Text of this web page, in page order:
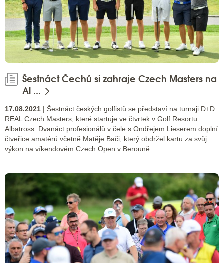
Šestnáct Čechů si zahraje Czech Masters na
Al ...
17.08.2021 | Šestnáct českých golfistů se představí na turnaji D+D
REAL Czech Masters, které startuje ve čtvrtek v Golf Resortu
Albatross. Dvanáct profesionálů v čele s Ondřejem Lieserem doplní
čtveřice amatérů včetně Matěje Bači, který obdržel kartu za svůj
výkon na víkendovém Czech Open v Berouně.